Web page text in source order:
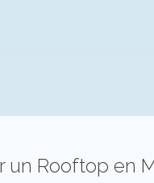
un Rooftop en